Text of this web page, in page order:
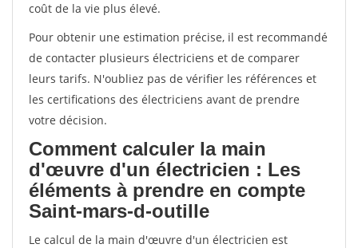
coût de la vie plus élevé.
Pour obtenir une estimation précise, il est recommandé
de contacter plusieurs électriciens et de comparer
leurs tarifs. N'oubliez pas de vérifier les références et
les certifications des électriciens avant de prendre
votre décision.
Comment calculer la main
d'œuvre d'un électricien : Les
éléments à prendre en compte
Saint-mars-d-outille
Le calcul de la main d'œuvre d'un électricien est